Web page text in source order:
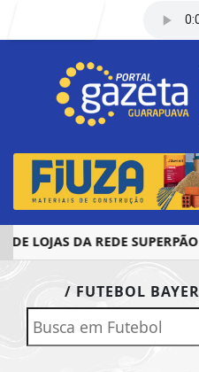
LOJAS DA REDE SUPERPÃO
/ FUTEBOL